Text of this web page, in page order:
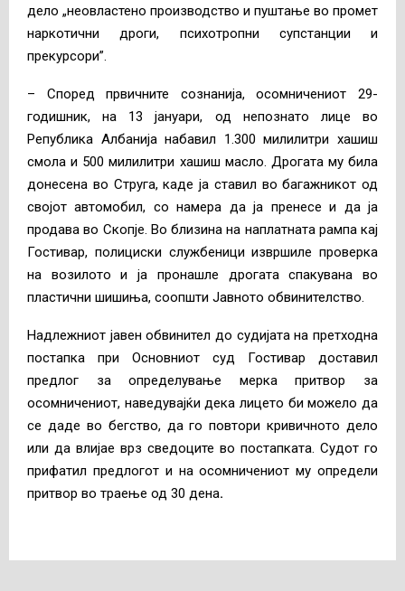
дело „неовластено производство и пуштање во промет
наркотични дроги, психотропни супстанции и
прекурсори”.
– Според првичните сознанија, осомничениот 29-
годишник, на 13 јануари, од непознато лице во
Република Албанија набавил 1.300 милилитри хашиш
смола и 500 милилитри хашиш масло. Дрогата му била
донесена во Струга, каде ја ставил во багажникот од
својот автомобил, со намера да ја пренесе и да ја
продава во Скопје. Во близина на наплатната рампа кај
Гостивар, полициски службеници извршиле проверка
на возилото и ја пронашле дрогата спакувана во
пластични шишиња, соопшти Јавното обвинителство.
Надлежниот јавен обвинител до судијата на претходна
постапка при Основниот суд Гостивар доставил
предлог за определување мерка притвор за
осомничениот, наведувајќи дека лицето би можело да
се даде во бегство, да го повтори кривичното дело
или да влијае врз сведоците во постапката. Судот го
прифатил предлогот и на осомничениот му определи
притвор во траење од 30 дена.